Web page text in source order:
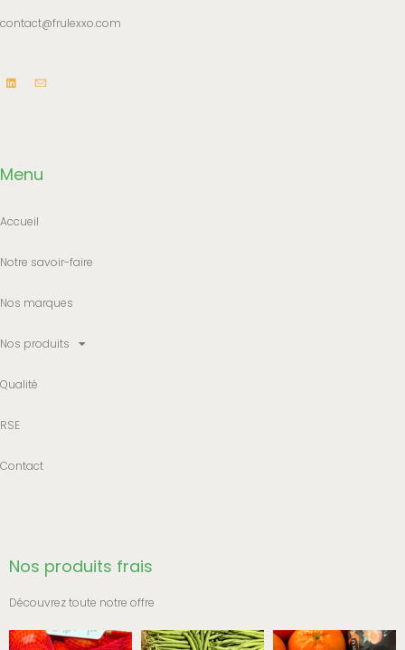
contact@frulexxo.com
Menu
Accueil
Notre savoir-faire
Nos marques
Nos produits
Qualité
RSE
Contact
Nos produits frais
Découvrez toute notre offre